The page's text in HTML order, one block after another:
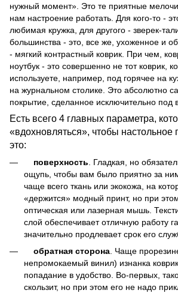
нужный момент». Это те приятные
нам настроение работать. Для кого-то -
любимая кружка, для другого - зверек-
большинства - это, все же, ухоженное и
- мягкий контрастный коврик. При чем,
ноутбук - это совершенно не тот коврик,
используете, например, под горячее на
на журнальном столике. Это абсолютно
покрытие, сделанное исключительно под
Есть всего 4 главных параметра,
«вдохновляться», чтобы настольное
это:
поверхность . Гладкая, но
ощупь, чтобы вам было приятно за
чаще всего ткань или экокожа, на
«держится» модный принт, но при
оптическая или лазерная мышь.
слой обеспечивает отличную работу
значительно продлевает срок его
обратная сторона. Чаще
непромокаемый винил) изнанка
попадание в удобство. Во-первых,
скользит, но при этом его не надо